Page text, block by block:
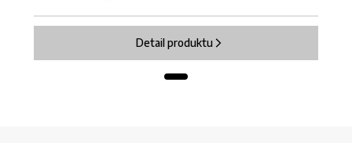
Detail produktu